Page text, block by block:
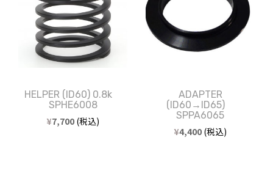
HELPER (ID60) 0.8k
SPHE6008
¥7,700 (税込)
ADAPTER
(ID60→ID65)
SPPA6065
¥4,400 (税込)